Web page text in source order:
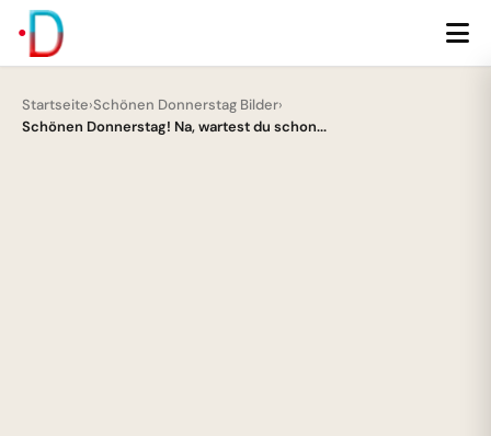
Startseite›Schönen Donnerstag Bilder›
Schönen Donnerstag! Na, wartest du schon...